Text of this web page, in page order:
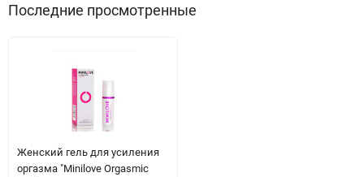
Последние просмотренные
Женский гель для усиления
оргазма "Minilove Orgasmic